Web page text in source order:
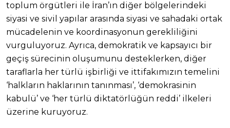
toplum örgütleri ile İran’ın diğer bölgelerindeki
siyasi ve sivil yapılar arasında siyasi ve sahadaki ortak
mücadelenin ve koordinasyonun gerekliliğini
vurguluyoruz. Ayrıca, demokratik ve kapsayıcı bir
geçiş sürecinin oluşumunu desteklerken, diğer
taraflarla her türlü işbirliği ve ittifakımızın temelini
‘halkların haklarının tanınması’, ‘demokrasinin
kabulü’ ve ‘her türlü diktatörlüğün reddi’ ilkeleri
üzerine kuruyoruz.